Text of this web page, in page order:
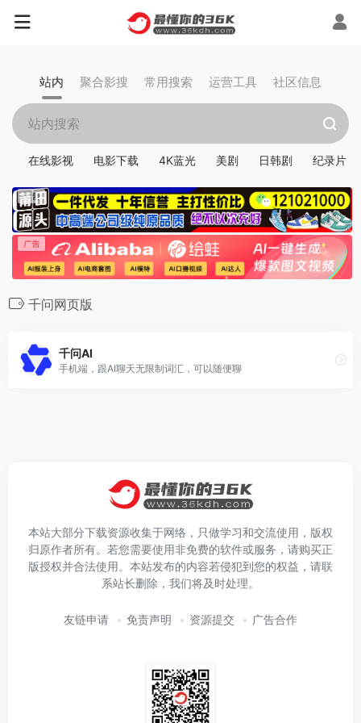
站内 聚合影搜 常用搜索 运营工具 社区信息
在线影视 电影下载 4K蓝光 美剧 日韩剧 纪录片
千问网页版
千问AI
手机端，跟AI聊天无限制词汇，可以随便聊
本站大部分下载资源收集于网络，只做学习和交流使用，版权
归原作者所有。若您需要使用非免费的软件或服务，请购买正
版授权并合法使用。本站发布的内容若侵犯到您的权益，请联
系站长删除，我们将及时处理。
友链申请 免责声明 资源提交 广告合作